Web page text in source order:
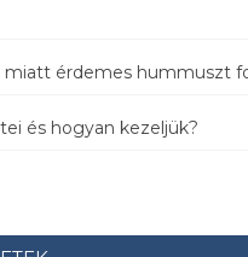
miatt érdemes hummuszt
és hogyan kezeljük?